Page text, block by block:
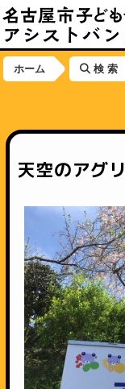
ホーム 検 索
天空のアグ